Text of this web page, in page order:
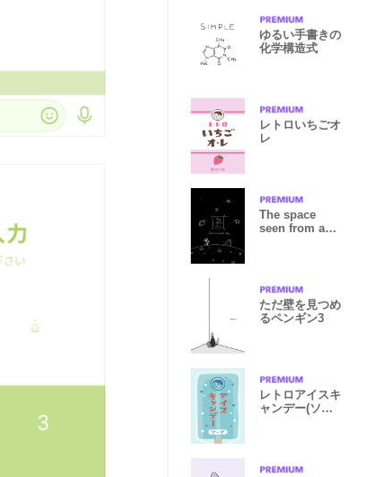
ゆるい手書きの
化学構造式
レトロいちごオ
レ
The space
seen from a
ただ壁を見つめ
るペンギン3
レトロアイスキ
ャンデー(ソー